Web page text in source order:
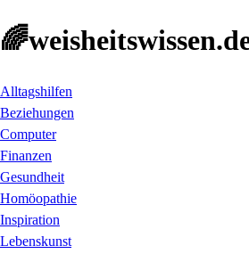
Alltagshilfen
Beziehungen
Computer
Finanzen
Gesundheit
Homöopathie
Inspiration
Lebenskunst